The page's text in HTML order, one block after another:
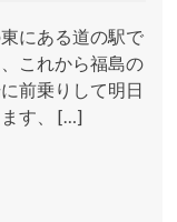
にある道の駅で
これから福島の
前乗りして明日
す、 […]